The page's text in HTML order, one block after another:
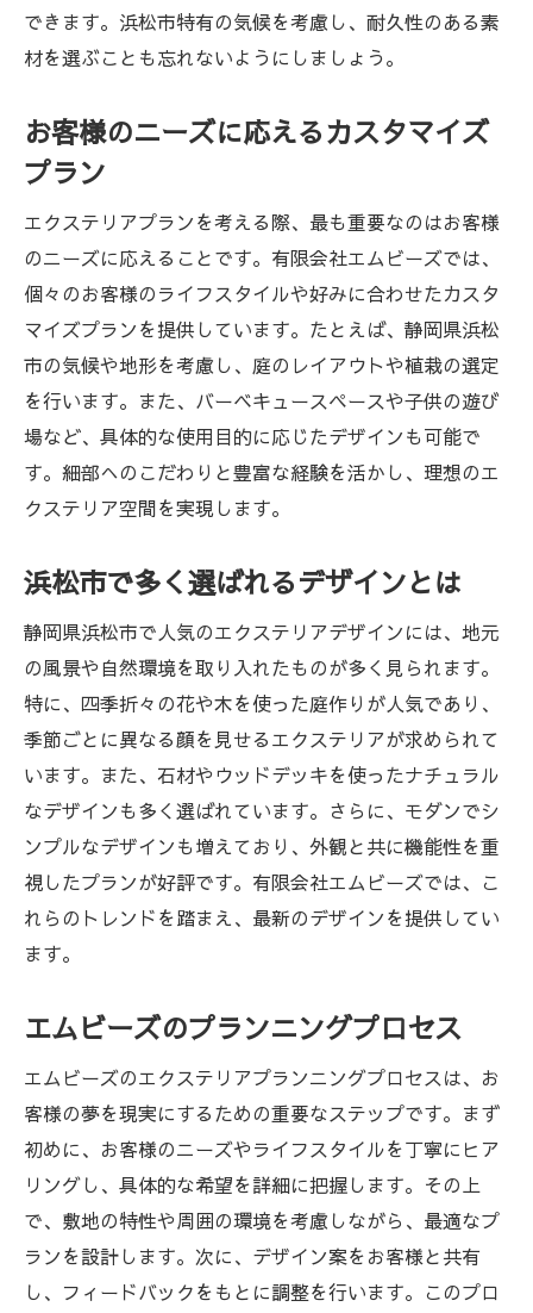
できます。浜松市特有の気候を考慮し、耐久性のある素
材を選ぶことも忘れないようにしましょう。
お客様のニーズに応えるカスタマイズ
プラン
エクステリアプランを考える際、最も重要なのはお客様
のニーズに応えることです。有限会社エムビーズでは、
個々のお客様のライフスタイルや好みに合わせたカスタ
マイズプランを提供しています。たとえば、静岡県浜松
市の気候や地形を考慮し、庭のレイアウトや植栽の選定
を行います。また、バーベキュースペースや子供の遊び
場など、具体的な使用目的に応じたデザインも可能で
す。細部へのこだわりと豊富な経験を活かし、理想のエ
クステリア空間を実現します。
浜松市で多く選ばれるデザインとは
静岡県浜松市で人気のエクステリアデザインには、地元
の風景や自然環境を取り入れたものが多く見られます。
特に、四季折々の花や木を使った庭作りが人気であり、
季節ごとに異なる顔を見せるエクステリアが求められて
います。また、石材やウッドデッキを使ったナチュラル
なデザインも多く選ばれています。さらに、モダンでシ
ンプルなデザインも増えており、外観と共に機能性を重
視したプランが好評です。有限会社エムビーズでは、こ
れらのトレンドを踏まえ、最新のデザインを提供してい
ます。
エムビーズのプランニングプロセス
エムビーズのエクステリアプランニングプロセスは、お
客様の夢を現実にするための重要なステップです。まず
初めに、お客様のニーズやライフスタイルを丁寧にヒア
リングし、具体的な希望を詳細に把握します。その上
で、敷地の特性や周囲の環境を考慮しながら、最適なプ
ランを設計します。次に、デザイン案をお客様と共有
し、フィードバックをもとに調整を行います。このプロ